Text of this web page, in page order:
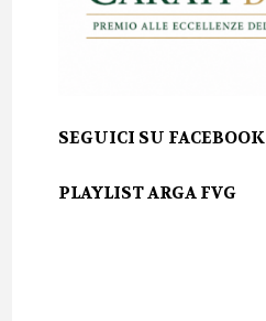
SEGUICI SU FACEBOOK
PLAYLIST ARGA FVG